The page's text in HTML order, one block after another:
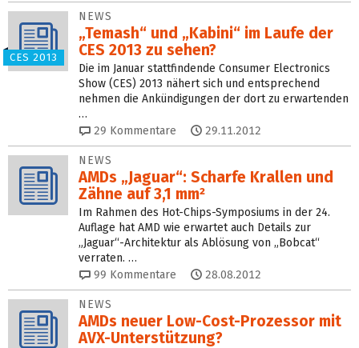
CES 2013
NEWS
„Temash“ und „Kabini“ im Laufe der
CES 2013 zu sehen?
Die im Januar stattfindende Consumer Electronics
Show (CES) 2013 nähert sich und entsprechend
nehmen die Ankündigungen der dort zu erwartenden
…
29 Kommentare 29.11.2012
NEWS
AMDs „Jaguar“: Scharfe Krallen und
Zähne auf 3,1 mm²
Im Rahmen des Hot-Chips-Symposiums in der 24.
Auflage hat AMD wie erwartet auch Details zur
„Jaguar“-Architektur als Ablösung von „Bobcat“
verraten. …
99 Kommentare 28.08.2012
NEWS
AMDs neuer Low-Cost-Prozessor mit
AVX-Unterstützung?